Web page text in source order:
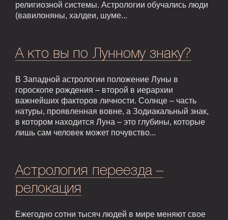
религиозной системы. Астрологии обучались люди
(вавилоняны, халдеи, шуме...
А кто вы по Лунному знаку?
В Западной астрологии положение Луны в
гороскопе рождения – второй в иерархии
важнейших факторов личности. Солнце – часть
натуры, проявленная вовне, а Зодиакальный знак,
в котором находится Луна – это глубины, которые
лишь сам человек может почувство...
Астрология переезда –
релокация
Ежегодно сотни тысяч людей в мире меняют свое